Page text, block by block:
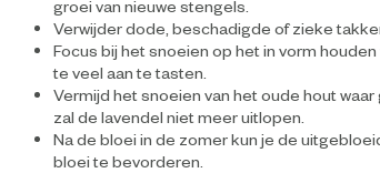
groei van nieuwe stengels.
Verwijder dode, beschadigde of zieke
Focus bij het snoeien op het in vorm
te veel aan te tasten.
Vermijd het snoeien van het oude hout
zal de lavendel niet meer uitlopen.
Na de bloei in de zomer kun je de
bloei te bevorderen.